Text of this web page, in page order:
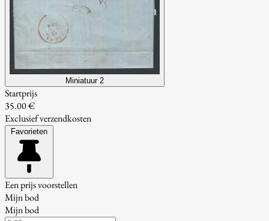
Miniatuur 2
Startprijs
35.00 €
Exclusief verzendkosten
Favorieten
Een prijs voorstellen
Mijn bod
Mijn bod